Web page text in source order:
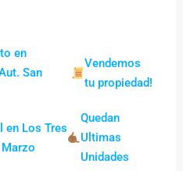
en
San
Vendemos
tu propiedad!
en Los Tres
Quedan
Ultimas
Unidades